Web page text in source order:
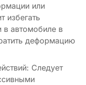
или
избегать
в автомобиле в
деформацию
Следует